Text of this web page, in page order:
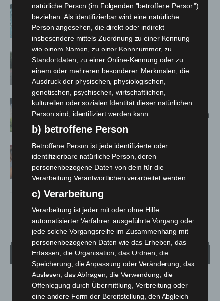
Anklage nach Abschaltung von
„Archetyp Market“ erhoben
Hannover: Polizei stoppt 166
Trunkenheitsfahrten bei
Großkontrolle
Schwarz Digits und Zscaler starten
souveräne Cloud-Sicherheitsplattform
für Europa
Warn-App: Jeder Zweite weiß nach
Handy-Warnung nicht, was zu tun ist
Wetter
LANGENHAGEN
Klarer Himmel
natürliche Person (im Folgenden "betroffene Person")
beziehen. Als identifizierbar wird eine natürliche
Person angesehen, die direkt oder indirekt,
insbesondere mittels Zuordnung zu einer Kennung
wie einem Namen, zu einer Kennnummer, zu
Standortdaten, zu einer Online-Kennung oder zu
einem oder mehreren besonderen Merkmalen, die
Ausdruck der physischen, physiologischen,
genetischen, psychischen, wirtschaftlichen,
kulturellen oder sozialen Identität dieser natürlichen
Person sind, identifiziert werden kann.
b) betroffene Person
Betroffene Person ist jede identifizierte oder
identifizierbare natürliche Person, deren
personenbezogene Daten von dem für die
Verarbeitung Verantwortlichen verarbeitet werden.
c) Verarbeitung
Verarbeitung ist jeder mit oder ohne Hilfe
automatisierter Verfahren ausgeführte Vorgang oder
jede solche Vorgangsreihe im Zusammenhang mit
personenbezogenen Daten wie das Erheben, das
Erfassen, die Organisation, das Ordnen, die
Speicherung, die Anpassung oder Veränderung, das
Auslesen, das Abfragen, die Verwendung, die
Offenlegung durch Übermittlung, Verbreitung oder
eine andere Form der Bereitstellung, den Abgleich